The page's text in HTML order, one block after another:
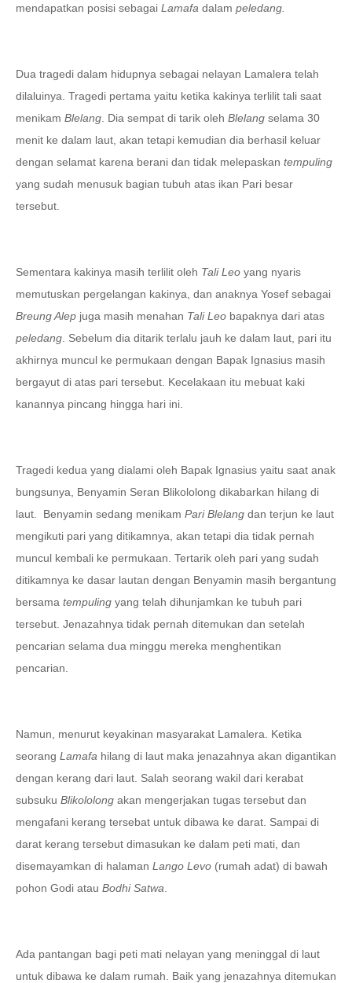
mendapatkan posisi sebagai Lamafa dalam peledang.
Dua tragedi dalam hidupnya sebagai nelayan Lamalera telah
dilaluinya. Tragedi pertama yaitu ketika kakinya terlilit tali saat
menikam Blelang . Dia sempat di tarik oleh Blelang selama 30
menit ke dalam laut, akan tetapi kemudian dia berhasil keluar
dengan selamat karena berani dan tidak melepaskan tempuling
yang sudah menusuk bagian tubuh atas ikan Pari besar
tersebut.
Sementara kakinya masih terlilit oleh Tali Leo yang nyaris
memutuskan pergelangan kakinya, dan anaknya Yosef sebagai
Breung Alep juga masih menahan Tali Leo bapaknya dari atas
peledang . Sebelum dia ditarik terlalu jauh ke dalam laut, pari itu
akhirnya muncul ke permukaan dengan Bapak Ignasius masih
bergayut di atas pari tersebut. Kecelakaan itu mebuat kaki
kanannya pincang hingga hari ini.
Tragedi kedua yang dialami oleh Bapak Ignasius yaitu saat anak
bungsunya, Benyamin Seran Blikololong dikabarkan hilang di
laut.
Benyamin sedang menikam Pari Blelang dan terjun ke laut
mengikuti pari yang ditikamnya, akan tetapi dia tidak pernah
muncul kembali ke permukaan. Tertarik oleh pari yang sudah
ditikamnya ke dasar lautan dengan Benyamin masih bergantung
bersama tempuling yang telah dihunjamkan ke tubuh pari
tersebut. Jenazahnya tidak pernah ditemukan dan setelah
pencarian selama dua minggu mereka menghentikan
pencarian.
Namun, menurut keyakinan masyarakat Lamalera. Ketika
seorang Lamafa hilang di laut maka jenazahnya akan digantikan
dengan kerang dari laut. Salah seorang wakil dari kerabat
subsuku Blikololong akan mengerjakan tugas tersebut dan
mengafani kerang tersebat untuk dibawa ke darat. Sampai di
darat kerang tersebut dimasukan ke dalam peti mati, dan
disemayamkan di halaman Lango Levo (rumah adat) di bawah
pohon Godi atau Bodhi Satwa
Ada pantangan bagi peti mati nelayan yang meninggal di laut
untuk dibawa ke dalam rumah. Baik yang jenazahnya ditemukan